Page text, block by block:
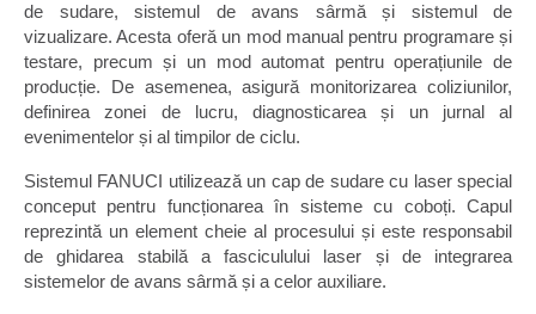
de sudare, sistemul de avans sârmă și sistemul de
vizualizare. Acesta oferă un mod manual pentru programare și
testare, precum și un mod automat pentru operațiunile de
producție. De asemenea, asigură monitorizarea coliziunilor,
definirea zonei de lucru, diagnosticarea și un jurnal al
evenimentelor și al timpilor de ciclu.
Sistemul FANUCI utilizează un cap de sudare cu laser special
conceput pentru funcționarea în sisteme cu coboți. Capul
reprezintă un element cheie al procesului și este responsabil
de ghidarea stabilă a fasciculului laser și de integrarea
sistemelor de avans sârmă și a celor auxiliare.